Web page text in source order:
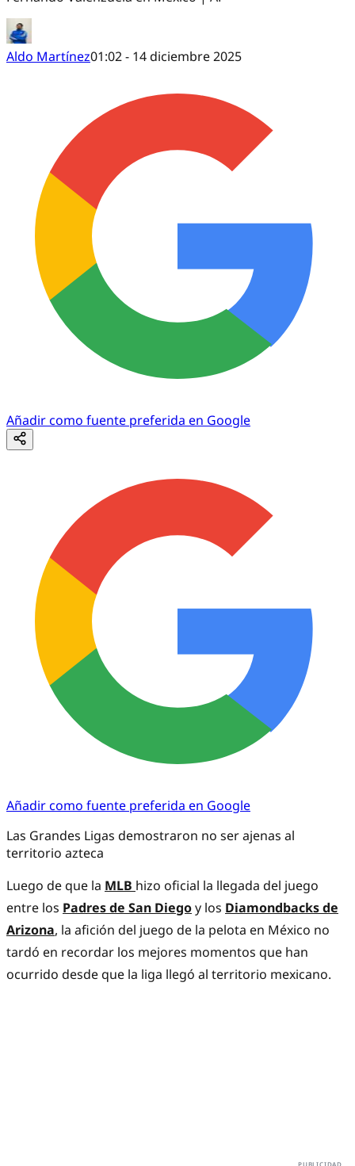
Aldo Martínez01:02 - 14 diciembre 2025
Añadir como fuente preferida en Google
Añadir como fuente preferida en Google
Las Grandes Ligas demostraron no ser ajenas al
territorio azteca
Luego de que la MLB hizo oficial la llegada del juego
entre los Padres de San Diegoy los Diamondbacks de
Arizona, la afición del juego de la pelota en México no
tardó en recordar los mejores momentos que han
ocurrido desde que la liga llegó al territorio mexicano.